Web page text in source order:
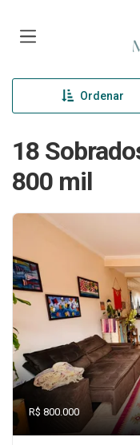
Ordenar
18
800 mil
R$ 800.000